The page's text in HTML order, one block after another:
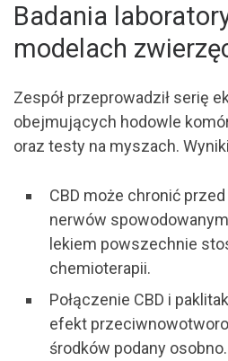
Badania
modelach
Zespół przeprowadził serię
obejmujących hodowle
oraz testy na myszach.
CBD może chronić
nerwów
lekiem powszechnie
chemioterapii.
Połączenie CBD i
efekt
środków podany osobno.